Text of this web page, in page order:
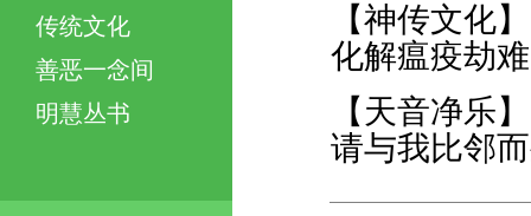
传统文化
善恶一念间
明慧丛书
【神传文化】
化解瘟疫劫
【天音净乐】
请与我比邻